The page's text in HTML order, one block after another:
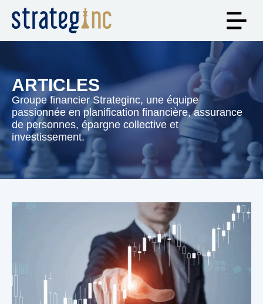
ARTICLES
Groupe financier Strateginc, une équipe
passionnée en planification financière, assurance
de personnes, épargne collective et
investissement.